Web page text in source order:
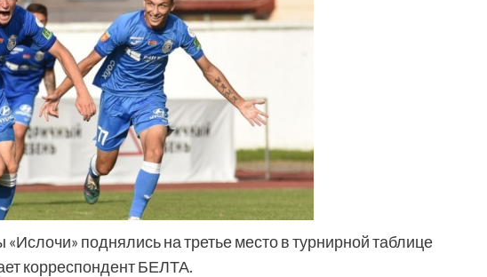
поднялись на третье место в турнирной таблице
корреспондент БЕЛТА.